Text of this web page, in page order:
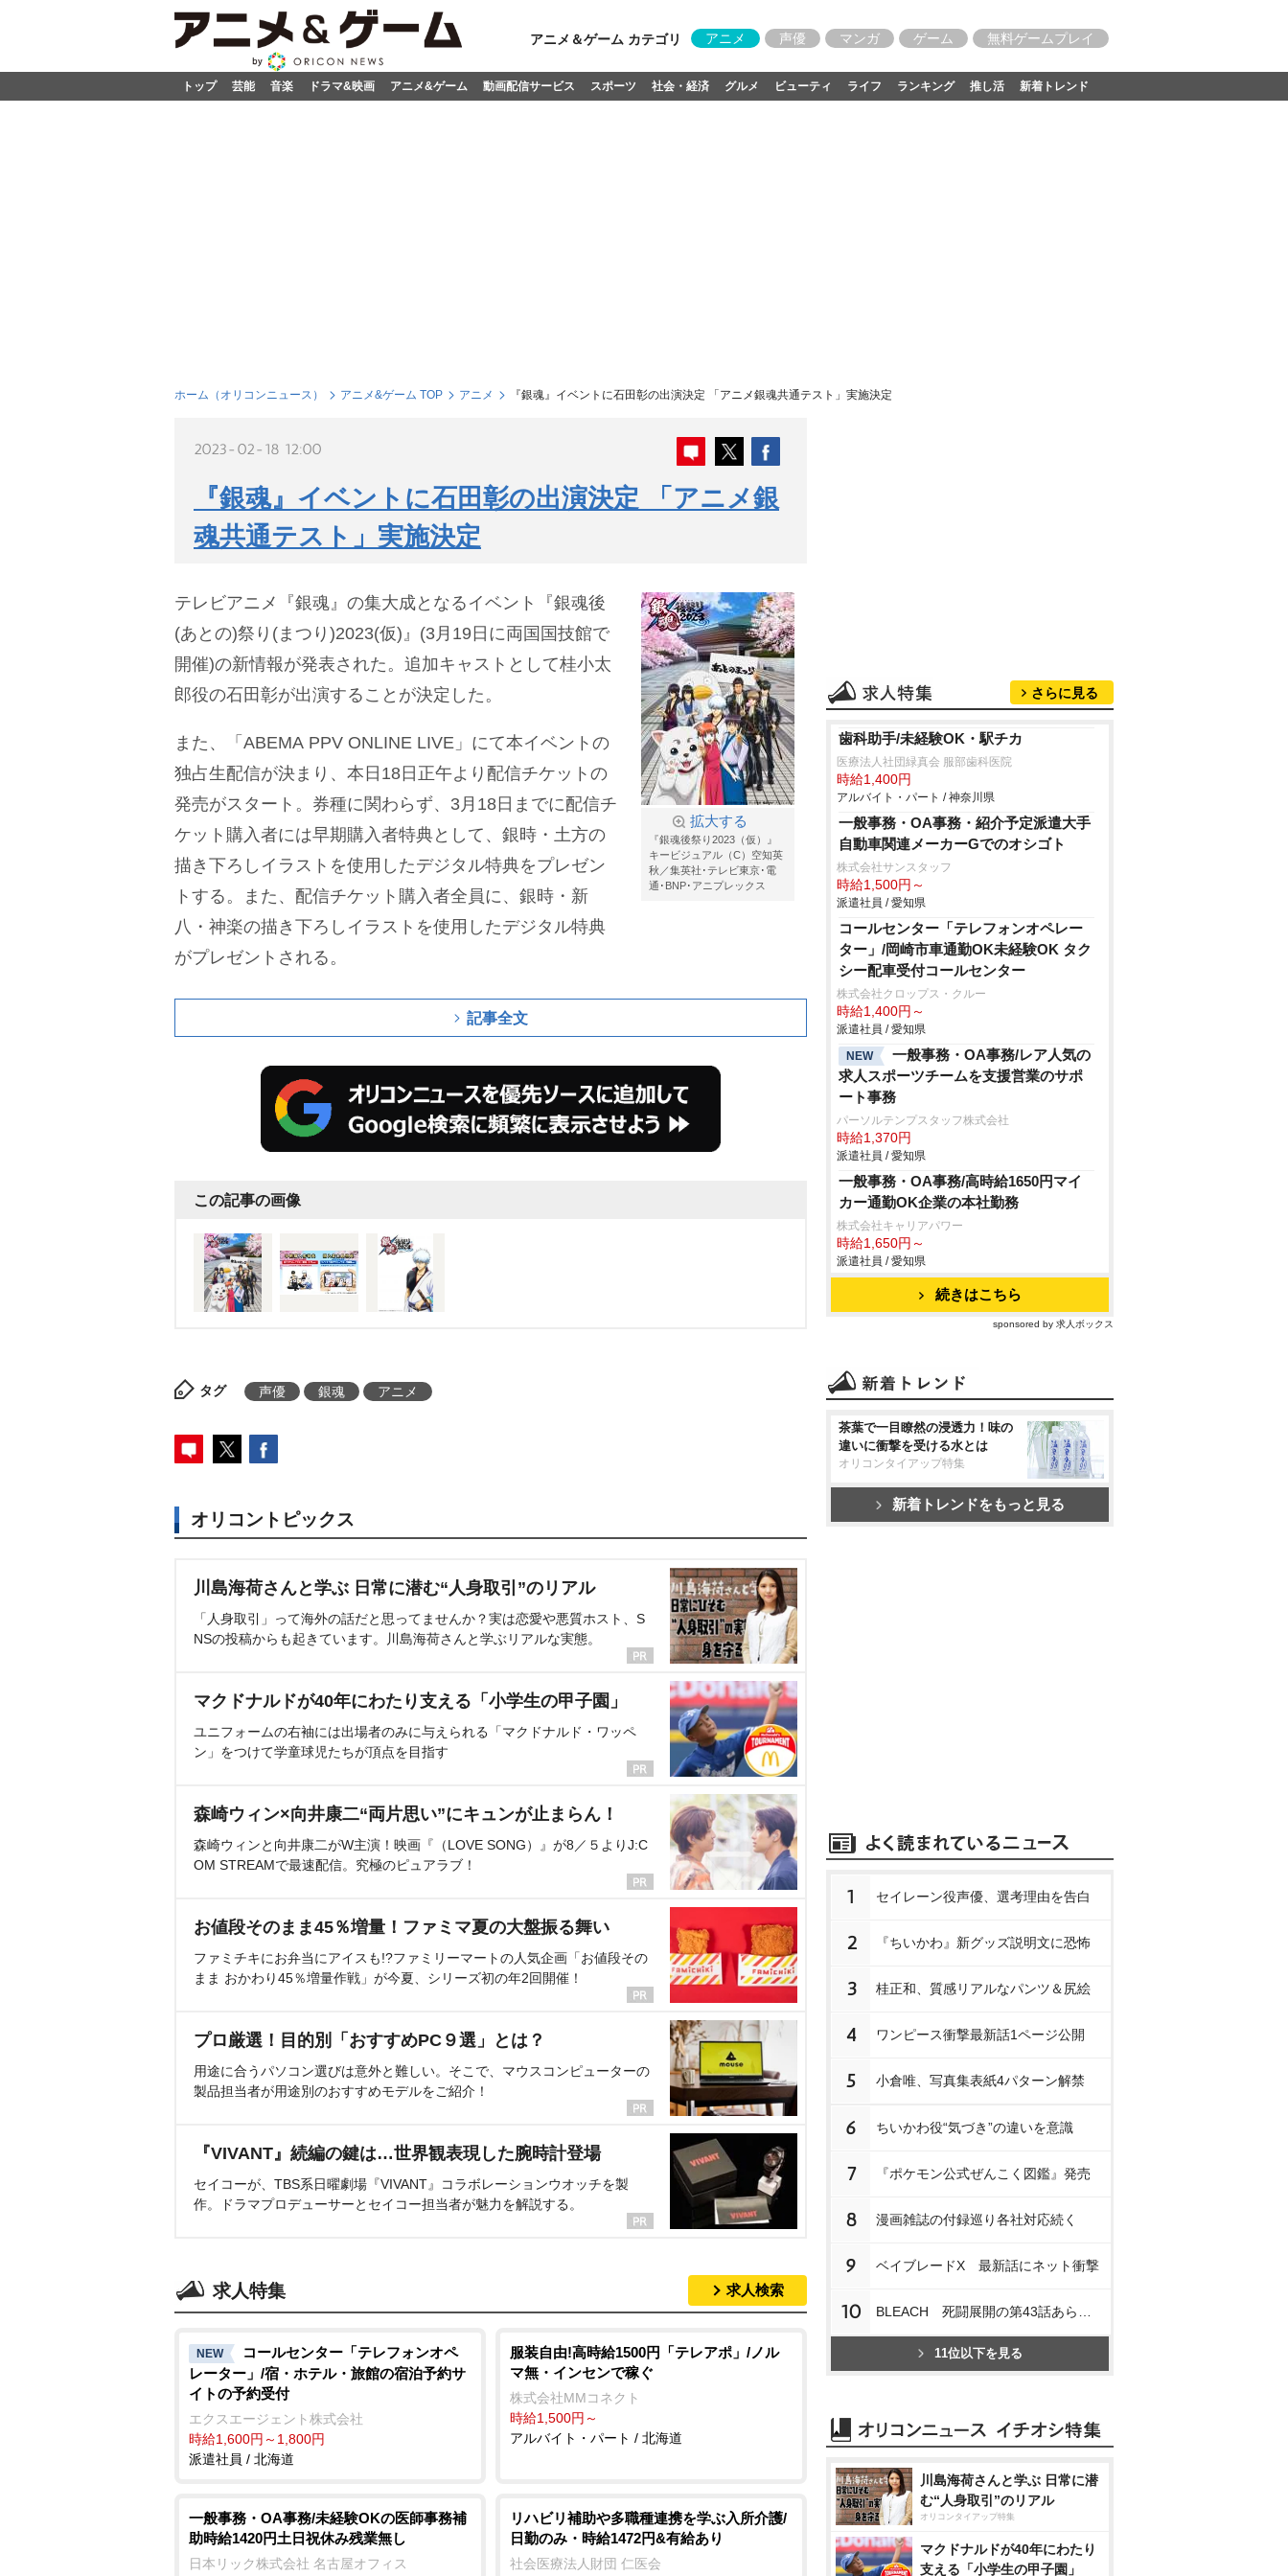
アニメ＆ゲーム カテゴリ アニメ 声優 マンガ ゲーム 無料ゲームプレイ
トップ 芸能 音楽 ドラマ&映画 アニメ&ゲーム 動画配信サービス スポーツ 社会・経済 グルメ ビューティ ライフ ランキング 推し活 新着トレンド
ホーム（オリコンニュース） アニメ&ゲーム TOP アニメ 『銀魂』イベントに石田彰の出演決定 「アニメ銀魂共通テスト」実施決定
2023-02-18 12:00
『銀魂』イベントに石田彰の出演決定 「アニメ銀
魂共通テスト」実施決定
拡大する
『銀魂後祭り2023（仮）』
キービジュアル（C）空知英
秋／集英社･テレビ東京･電
通･BNP･アニプレックス
テレビアニメ『銀魂』の集大成となるイベント『銀魂後
(あとの)祭り(まつり)2023(仮)』(3月19日に両国国技館で
開催)の新情報が発表された。追加キャストとして桂小太
郎役の石田彰が出演することが決定した。
また、「ABEMA PPV ONLINE LIVE」にて本イベントの
独占生配信が決まり、本日18日正午より配信チケットの
発売がスタート。券種に関わらず、3月18日までに配信チ
ケット購入者には早期購入者特典として、銀時・土方の
描き下ろしイラストを使用したデジタル特典をプレゼン
トする。また、配信チケット購入者全員に、銀時・新
八・神楽の描き下ろしイラストを使用したデジタル特典
がプレゼントされる。
記事全文
この記事の画像
タグ 声優 銀魂 アニメ
オリコントピックス
川島海荷さんと学ぶ 日常に潜む“人身取引”のリアル
「人身取引」って海外の話だと思ってませんか？実は恋愛や悪質ホスト、S
NSの投稿からも起きています。川島海荷さんと学ぶリアルな実態。
マクドナルドが40年にわたり支える「小学生の甲子園」
ユニフォームの右袖には出場者のみに与えられる「マクドナルド・ワッペ
ン」をつけて学童球児たちが頂点を目指す
森崎ウィン×向井康二“両片思い”にキュンが止まらん！
森崎ウィンと向井康二がW主演！映画『（LOVE SONG）』が8／５よりJ:C
OM STREAMで最速配信。究極のピュアラブ！
お値段そのまま45％増量！ファミマ夏の大盤振る舞い
ファミチキにお弁当にアイスも!?ファミリーマートの人気企画「お値段その
まま おかわり45％増量作戦」が今夏、シリーズ初の年2回開催！
プロ厳選！目的別「おすすめPC９選」とは？
用途に合うパソコン選びは意外と難しい。そこで、マウスコンピューターの
製品担当者が用途別のおすすめモデルをご紹介！
『VIVANT』続編の鍵は…世界観表現した腕時計登場
セイコーが、TBS系日曜劇場『VIVANT』コラボレーションウオッチを製
作。ドラマプロデューサーとセイコー担当者が魅力を解説する。
求人特集 求人検索
NEW
コールセンター「テレフォンオペ
レーター」/宿・ホテル・旅館の宿泊予約サ
イトの予約受付
エクスエージェント株式会社
時給1,600円～1,800円
派遣社員 / 北海道
服装自由!高時給1500円「テレアポ」/ノル
マ無・インセンで稼ぐ
株式会社MMコネクト
時給1,500円～
アルバイト・パート / 北海道
一般事務・OA事務/未経験OKの医師事務補
助時給1420円土日祝休み残業無し
日本リック株式会社 名古屋オフィス
リハビリ補助や多職種連携を学ぶ入所介護/
日勤のみ・時給1472円&有給あり
社会医療法人財団 仁医会
さらに見る
歯科助手/未経験OK・駅チカ
医療法人社団緑真会 服部歯科医院
時給1,400円
アルバイト・パート / 神奈川県
一般事務・OA事務・紹介予定派遣大手
自動車関連メーカーGでのオシゴト
株式会社サンスタッフ
時給1,500円～
派遣社員 / 愛知県
コールセンター「テレフォンオペレー
ター」/岡崎市車通勤OK未経験OK タク
シー配車受付コールセンター
株式会社クロップス・クルー
時給1,400円～
派遣社員 / 愛知県
NEW
一般事務・OA事務/レア人気の
求人スポーツチームを支援営業のサポ
ート事務
パーソルテンプスタッフ株式会社
時給1,370円
派遣社員 / 愛知県
一般事務・OA事務/高時給1650円マイ
カー通勤OK企業の本社勤務
株式会社キャリアパワー
時給1,650円～
派遣社員 / 愛知県
続きはこちら
sponsored by 求人ボックス
茶葉で一目瞭然の浸透力！味の
違いに衝撃を受ける水とは
オリコンタイアップ特集
新着トレンドをもっと見る
1 セイレーン役声優、選考理由を告白
2 『ちいかわ』新グッズ説明文に恐怖
3 桂正和、質感リアルなパンツ＆尻絵
4 ワンピース衝撃最新話1ページ公開
5 小倉唯、写真集表紙4パターン解禁
6 ちいかわ役“気づき”の違いを意識
7 『ポケモン公式ぜんこく図鑑』発売
8 漫画雑誌の付録巡り各社対応続く
9 ベイブレードX 最新話にネット衝撃
10
11位以下を見る
川島海荷さんと学ぶ 日常に潜
む“人身取引”のリアル
オリコンタイアップ特集
マクドナルドが40年にわたり
支える「小学生の甲子園」